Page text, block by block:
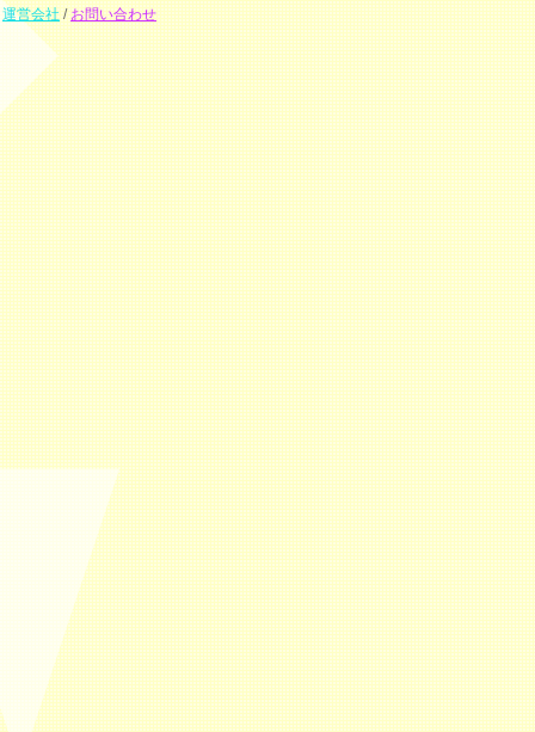
運営会社/お問い合わせ